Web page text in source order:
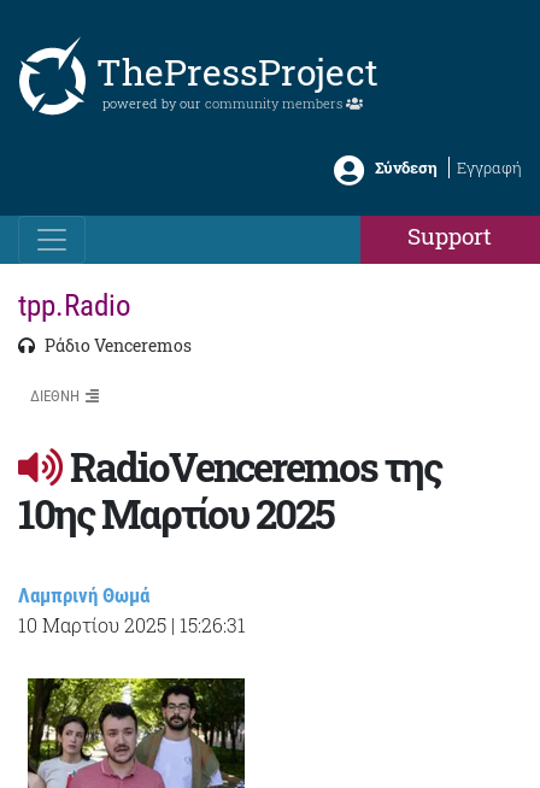
ThePressProject
powered by our community members
Σύνδεση Εγγραφή
Support
tpp.Radio
Ράδιο Venceremos
ΔΙΕΘΝΗ
RadioVenceremos της
10ης Μαρτίου 2025
Λαμπρινή Θωμά
10 Μαρτίου 2025 | 15:26:31